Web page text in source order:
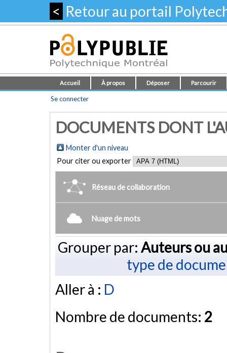
< Retour au portail
Accueil À propos Déposer Parcourir
Se connecter
DOCUMENTS DONT
Monter d'un niveau
Pour citer ou exporter
Réseau de collaboration
Nuage de mots
Grouper par: Auteurs ou
type de
Aller à : D
Nombre de documents: 2